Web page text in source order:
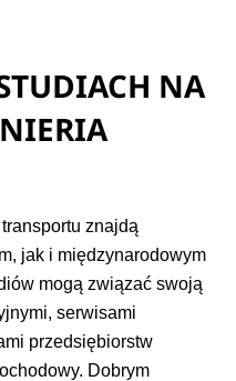
NA
znajdą
jak i międzynarodowym
mogą związać swoją
serwisami
przedsiębiorstw
Dobrym